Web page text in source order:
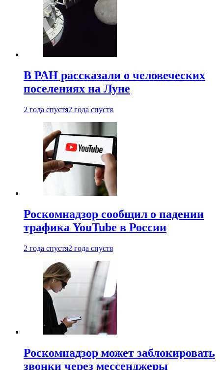
В РАН рассказали о человеческих
поселениях на Луне
2 года спустя2 года спустя
Роскомнадзор сообщил о падении
трафика YouTube в России
2 года спустя2 года спустя
Роскомнадзор может заблокировать
звонки через мессенджеры